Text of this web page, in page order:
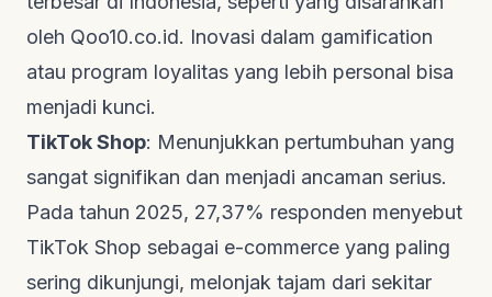
oleh Qoo10.co.id. Inovasi dalam gamification
atau program loyalitas yang lebih personal bisa
menjadi kunci.
TikTok Shop: Menunjukkan pertumbuhan yang
sangat signifikan dan menjadi ancaman serius.
Pada tahun 2025, 27,37% responden menyebut
TikTok Shop sebagai e-commerce yang paling
sering dikunjungi, melonjak tajam dari sekitar